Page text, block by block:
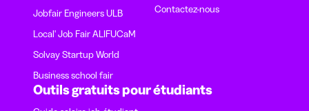
Jobfair Engineers ULB
Local' Job Fair ALIFUCaM
Solvay Startup World
Business school fair
Contactez-nous
Outils gratuits pour étudiants